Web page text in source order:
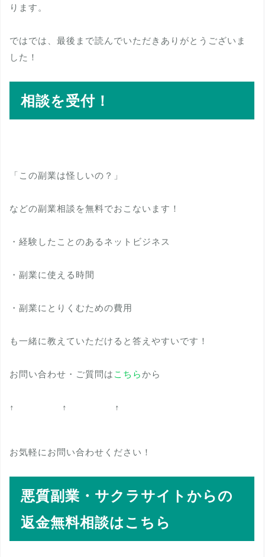
ります。
ではでは、最後まで読んでいただきありがとうございま
した！
相談を受付！
「この副業は怪しいの？」
などの副業相談を無料でおこないます！
・経験したことのあるネットビジネス
・副業に使える時間
・副業にとりくむための費用
も一緒に教えていただけると答えやすいです！
お問い合わせ・ご質問は こちら から
↑ ↑ ↑
お気軽にお問い合わせください！
悪質副業・サクラサイトからの
返金無料相談はこちら